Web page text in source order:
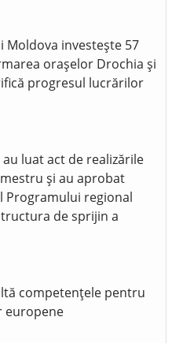
Moldova investește 57
orașelor Drochia și
progresul lucrărilor
luat act de realizările
și au aprobat
Programului regional
de sprijin a
competențele pentru
europene